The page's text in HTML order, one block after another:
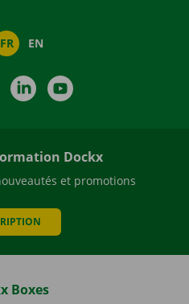
FR EN
InstagramLinkedIn
Dockx
et promotions
Boxes